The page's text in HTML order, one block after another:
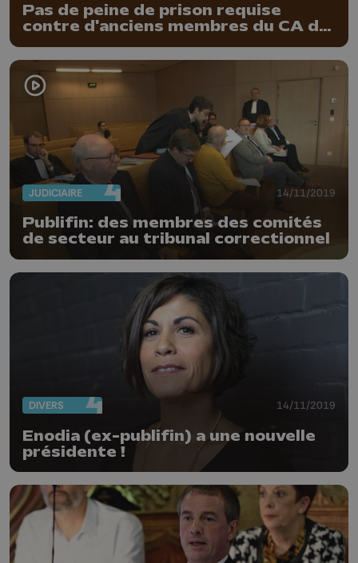
Pas de peine de prison requise
contre d'anciens membres du CA de
JUDICIAIRE 14/11/2019
Publifin: des membres des comités
de secteur au tribunal correctionnel
DIVERS 14/11/2019
Enodia (ex-publifin) a une nouvelle
présidente !